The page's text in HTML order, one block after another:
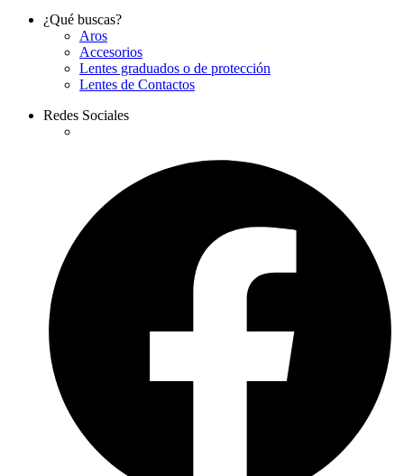
¿Qué buscas?
Aros
Accesorios
Lentes graduados o de protección
Lentes de Contactos
Redes Sociales